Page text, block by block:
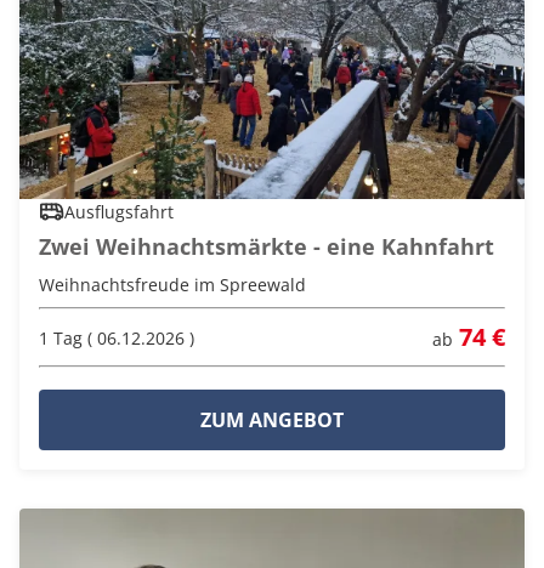
Ausflugsfahrt
Zwei Weihnachtsmärkte - eine Kahnfahrt
Weihnachtsfreude im Spreewald
1 Tag ( 06.12.2026 ) ab 74 €
ZUM ANGEBOT